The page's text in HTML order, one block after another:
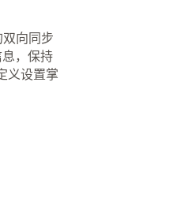
向同步
，保持
义设置掌